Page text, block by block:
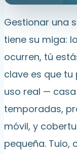
Gestionar una
tiene su miga:
ocurren, tú
clave es que
uso real —
temporadas,
móvil, y
pequeña. Tuio,